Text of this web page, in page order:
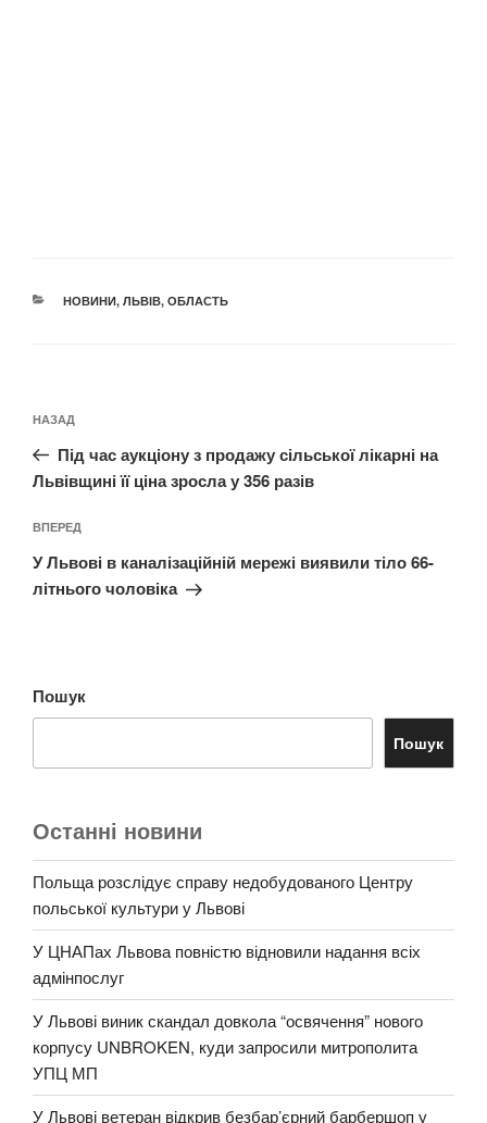
КАТЕГОРІЇ
НОВИНИ, ЛЬВІВ, ОБЛАСТЬ
записів
Попередній
запис:
НАЗАД
Під час аукціону з продажу сільської лікарні на
Львівщині її ціна зросла у 356 разів
Наступний
запис
ВПЕРЕД
У Львові в каналізаційній мережі виявили тіло 66-
літнього чоловіка
Пошук
Пошук
Останні новини
Польща розслідує справу недобудованого Центру
польської культури у Львові
У ЦНАПах Львова повністю відновили надання всіх
адмінпослуг
У Львові виник скандал довкола “освячення” нового
корпусу UNBROKEN, куди запросили митрополита
УПЦ МП
У Львові ветеран відкрив безбар’єрний барбершоп у